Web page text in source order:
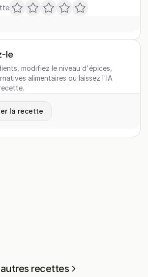
le
modifiez le niveau d'épices,
alimentaires ou laissez l'IA
la recette
recettes